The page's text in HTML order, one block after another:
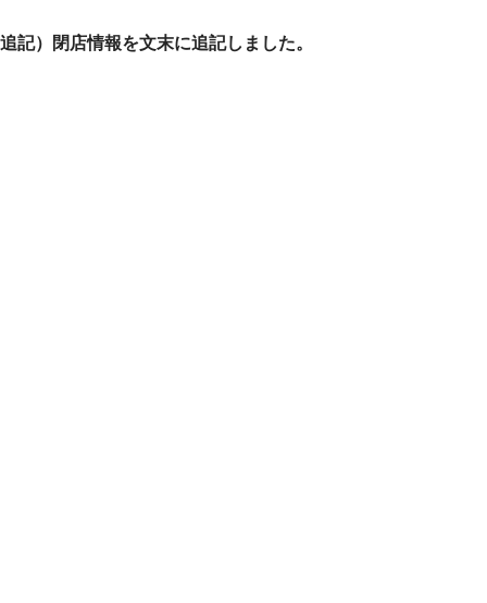
追記）閉店情報を文末に追記しました。